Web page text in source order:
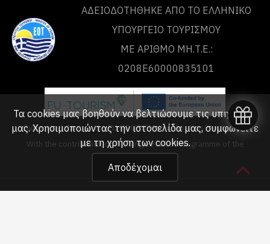
ΑΔΕΙΟΔΟΤΗΘΗΚΕ ΑΠΟ ΤO ΕΛΛΗΝΙΚΟ
ΥΠΟΥΡΓΕΙΟ ΤΟΥΡΙΣΜΟΥ
ΜΕ ΑΡΙΘΜΟ ΜΗ.Τ.Ε.:
0208Ε60000835101
Supported through the FU-TOURISM Acceleration Programme
With the contribution of the Single Market Programme of the
European Union
Τα cookies μας βοηθούν να βελτιώσουμε τις υπηρεσίες
μας. Χρησιμοποιώντας την ιστοσελίδα μας, συμφωνείτε
με τηχρήση των cookies.
Αποδέχομαι